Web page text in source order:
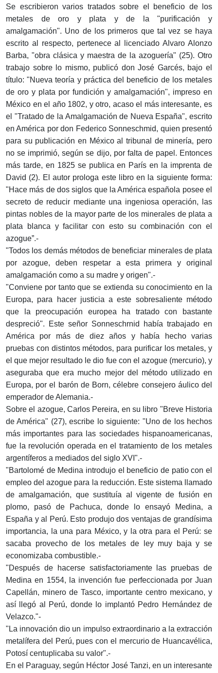
Se escribieron varios tratados sobre el beneficio de los
metales de oro y plata y de la "purificación y
amalgamación". Uno de los primeros que tal vez se haya
escrito al respecto, pertenece al licenciado Alvaro Alonzo
Barba, "obra clásica y maestra de la azoguería" (25). Otro
trabajo sobre lo mismo, publicó don José Garcés, bajo el
título: "Nueva teoría y práctica del beneficio de los metales
de oro y plata por fundición y amalgamación", impreso en
México en el año 1802, y otro, acaso el más interesante, es
el "Tratado de la Amalgamación de Nueva España", escrito
en América por don Federico Sonneschmid, quien presentó
para su publicación en México al tribunal de minería, pero
no se imprimió, según se dijo, por falta de papel. Entonces
más tarde, en 1825 se publica en París en la imprenta de
David (2). El autor prologa este libro en la siguiente forma:
"Hace más de dos siglos que la América española posee el
secreto de reducir mediante una ingeniosa operación, las
pintas nobles de la mayor parte de los minerales de plata a
plata blanca y facilitar con esto su combinación con el
azogue”.-
"Todos los demás métodos de beneficiar minerales de plata
por azogue, deben respetar a esta primera y original
amalgamación como a su madre y origen".-
"Conviene por tanto que se extienda su conocimiento en la
Europa, para hacer justicia a este sobresaliente método
que la preocupación europea ha tratado con bastante
despreció". Este señor Sonneschrnid había trabajado en
América por más de diez años y había hecho varias
pruebas con distintos métodos, para purificar los metales, y
el que mejor resultado le dio fue con el azogue (mercurio), y
aseguraba que era mucho mejor del método utilizado en
Europa, por el barón de Born, célebre consejero áulico del
emperador de Alemania.-
Sobre el azogue, Carlos Pereira, en su libro "Breve Historia
de América" (27), escribe lo siguiente: "Uno de los hechos
más importantes para las sociedades hispanoamericanas,
fue la revolución operada en el tratamiento de los metales
argentíferos a mediados del siglo XVI".-
"Bartolomé de Medina introdujo el beneficio de patio con el
empleo del azogue para la reducción. Este sistema llamado
de amalgamación, que sustituía al vigente de fusión en
plomo, pasó de Pachuca, donde lo ensayó Medina, a
España y al Perú. Esto produjo dos ventajas de grandísima
importancia, la una para México, y la otra para el Perú: se
sacaba provecho de los metales de ley muy baja y se
economizaba combustible.-
"Después de hacerse satisfactoriamente las pruebas de
Medina en 1554, la invención fue perfeccionada por Juan
Capellán, minero de Tasco, importante centro mexicano, y
así llegó al Perú, donde lo implantó Pedro Hernández de
Velazco."-
"La innovación dio un impulso extraordinario a la extracción
metalífera del Perú, pues con el mercurio de Huancavélica,
Potosí centuplicaba su valor".-
En el Paraguay, según Héctor José Tanzi, en un interesante